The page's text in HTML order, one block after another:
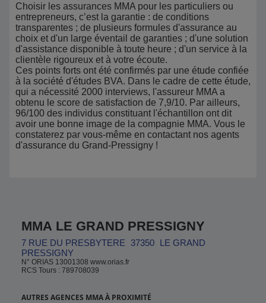
Choisir les assurances MMA pour les particuliers ou
entrepreneurs, c’est la garantie : de conditions
transparentes ; de plusieurs formules d'assurance au
choix et d'un large éventail de garanties ; d'une solution
d'assistance disponible à toute heure ; d'un service à la
clientèle rigoureux et à votre écoute.
Ces points forts ont été confirmés par une étude confiée
à la société d'études BVA. Dans le cadre de cette étude,
qui a nécessité 2000 interviews, l'assureur MMA a
obtenu le score de satisfaction de 7,9/10. Par ailleurs,
96/100 des individus constituant l'échantillon ont dit
avoir une bonne image de la compagnie MMA. Vous le
constaterez par vous-même en contactant nos agents
d'assurance du Grand-Pressigny !
MMA LE GRAND PRESSIGNY
7 RUE DU PRESBYTERE 37350 LE GRAND
PRESSIGNY
N° ORIAS 13001308 www.orias.fr
RCS Tours : 789708039
AUTRES AGENCES MMA À PROXIMITÉ